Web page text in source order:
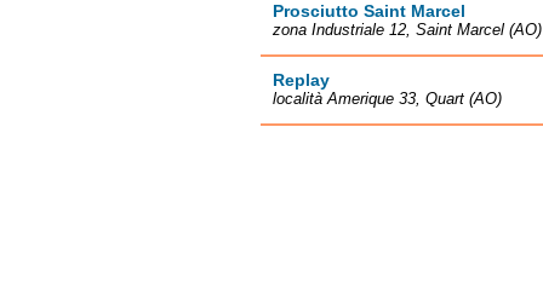
Prosciutto Saint Marcel
zona Industriale 12, Saint Marcel (AO)
Replay
località Amerique 33, Quart (AO)